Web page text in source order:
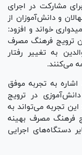
مشارکت در اجرای
و دانش‌آموزان از
خواند و افزود:
ترویج فرهنگ مصرف
به تغییر رفتار
می‌کنند.
به تجربه موفق
در ترویج
تجربه می‌تواند به
فرهنگ مصرف بهینه
دستگاه‌های اجرایی